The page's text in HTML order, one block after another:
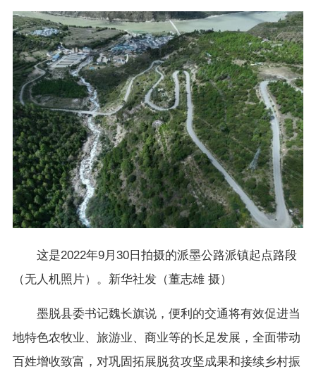
这是2022年9月30日拍摄的派墨公路派镇起点路段
（无人机照片）。新华社发（董志雄 摄）
墨脱县委书记魏长旗说，便利的交通将有效促进当
地特色农牧业、旅游业、商业等的长足发展，全面带动
百姓增收致富，对巩固拓展脱贫攻坚成果和接续乡村振